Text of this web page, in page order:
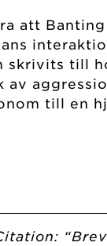
att
skrivits till
till en